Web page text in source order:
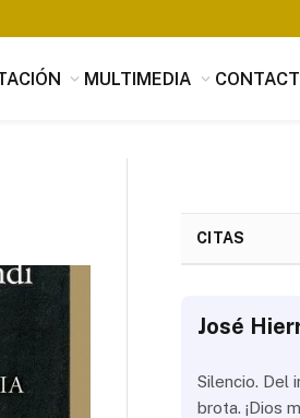
MULTIMEDIA
CITAS
Victoria
nada es más
penetrando con
José
Silencio. Del
brota. ¡Dios